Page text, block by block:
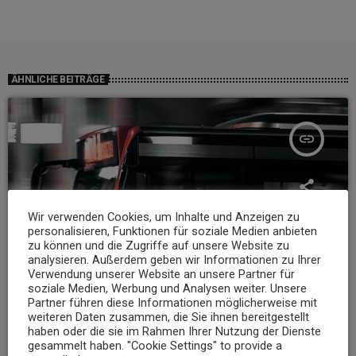
ÄHNLICHE BEITRÄGE
insert_link
NEWS
Wir verwenden Cookies, um Inhalte und Anzeigen zu
personalisieren, Funktionen für soziale Medien anbieten
zu können und die Zugriffe auf unsere Website zu
analysieren. Außerdem geben wir Informationen zu Ihrer
Verwendung unserer Website an unsere Partner für
soziale Medien, Werbung und Analysen weiter. Unsere
Partner führen diese Informationen möglicherweise mit
weiteren Daten zusammen, die Sie ihnen bereitgestellt
haben oder die sie im Rahmen Ihrer Nutzung der Dienste
gesammelt haben. "Cookie Settings" to provide a